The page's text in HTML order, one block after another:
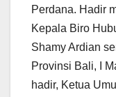
Perdana. Hadir
Kepala Biro
Shamy Ardian
Provinsi Bali, I
hadir, Ketua